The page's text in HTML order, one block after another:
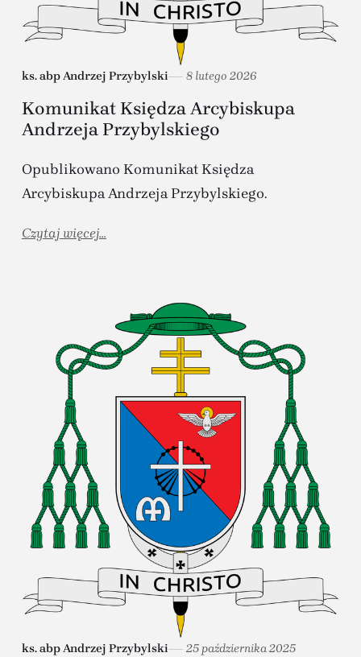
ks. abp Andrzej Przybylski 8 lutego 2026
Komunikat Księdza Arcybiskupa
Andrzeja Przybylskiego
Opublikowano Komunikat Księdza
Arcybiskupa Andrzeja Przybylskiego.
Czytaj więcej...
ks. abp Andrzej Przybylski 25 października 2025